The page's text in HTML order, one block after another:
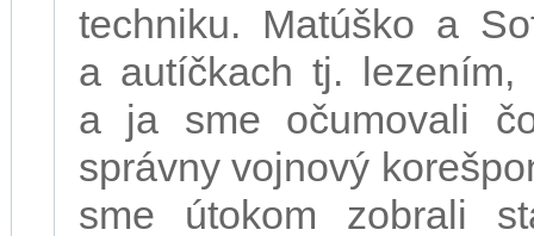
techniku. Matúško a
a autíčkach tj. lezením,
a ja sme očumovali
správny vojnový
sme útokom zobrali